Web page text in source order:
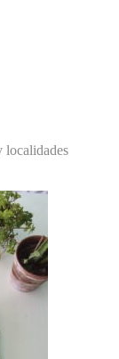
localidades